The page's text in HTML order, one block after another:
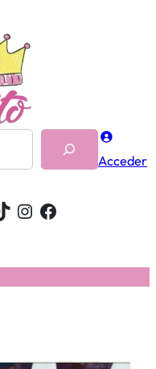
Acceder
Instagram
Facebook